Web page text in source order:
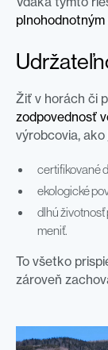
plnohodnotným
Žiť v horách či
zodpovednosť
výrobcovia, ako
certifikované
ekologické
dlhú
meniť.
To všetko
zároveň